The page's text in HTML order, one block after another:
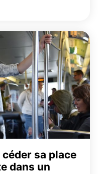
sa place
dans un